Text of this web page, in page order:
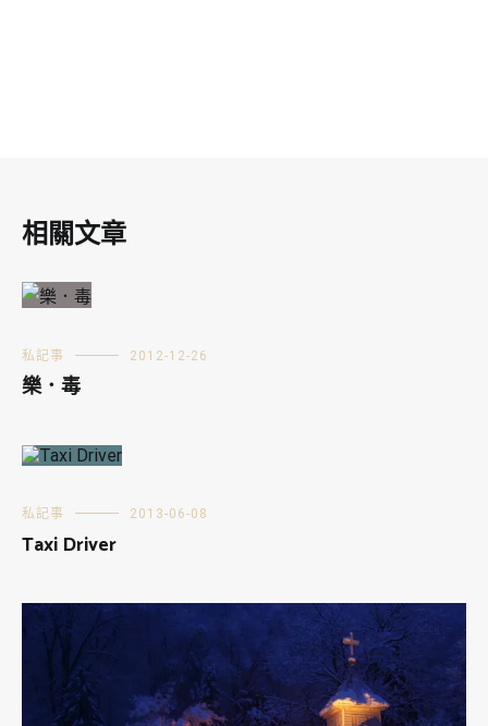
相關文章
私記事 2012-12-26
樂．毒
私記事 2013-06-08
Taxi Driver